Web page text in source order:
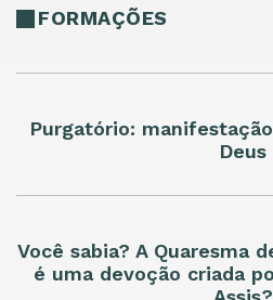
FORMAÇÕES
Purgatório:
Deus
Você sabia? A Quaresma
é uma devoção criada